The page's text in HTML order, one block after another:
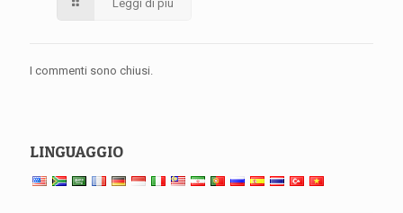
Leggi di più
I commenti sono chiusi.
LINGUAGGIO